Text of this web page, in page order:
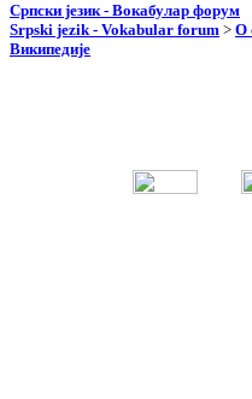
Српски језик - Вокабулар форум
Srpski jezik - Vokabular forum > О
Википедије